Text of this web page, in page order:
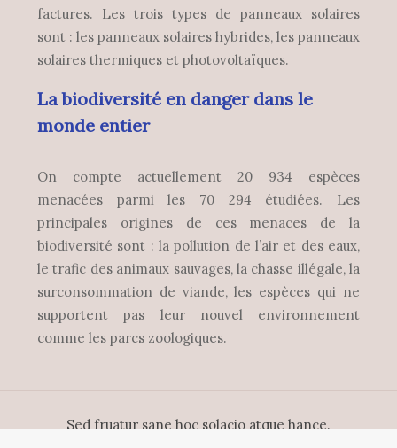
factures. Les trois types de panneaux solaires
sont : les panneaux solaires hybrides, les panneaux
solaires thermiques et photovoltaïques.
La biodiversité en danger dans le
monde entier
On compte actuellement 20 934 espèces
menacées parmi les 70 294 étudiées. Les
principales origines de ces menaces de la
biodiversité sont : la pollution de l’air et des eaux,
le trafic des animaux sauvages, la chasse illégale, la
surconsommation de viande, les espèces qui ne
supportent pas leur nouvel environnement
comme les parcs zoologiques.
Sed fruatur sane hoc solacio atque hance.